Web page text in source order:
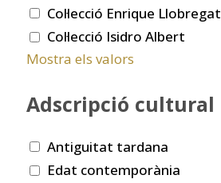
Col·lecció Enrique Llobregat
Col·lecció Isidro Albert
Mostra els valors
Adscripció cultural
Antiguitat tardana
Edat contemporània